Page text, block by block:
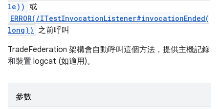
le)) 或
ERROR(/ITestInvocationListener#invocationEnded(
long)) 之前呼叫
TradeFederation 架構會自動呼叫這個方法，提供主機記錄
和裝置 logcat (如適用)。
參數